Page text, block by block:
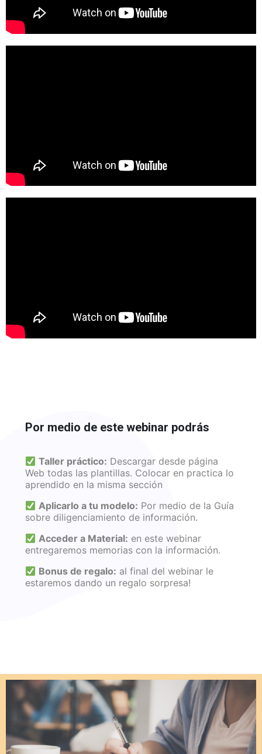
Por medio de este webinar podrás
Taller práctico: Descargar desde página
Web todas las plantillas. Colocar en practica lo
aprendido en la misma sección
Aplicarlo a tu modelo: Por medio de la Guía
sobre diligenciamiento de información.
Acceder a Material: en este webinar
entregaremos memorias con la información.
Bonus de regalo: al final del webinar le
estaremos dando un regalo sorpresa!